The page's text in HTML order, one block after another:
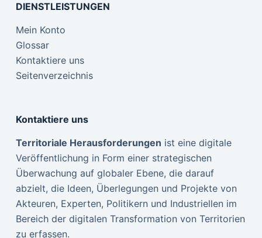
DIENSTLEISTUNGEN
Mein Konto
Glossar
Kontaktiere uns
Seitenverzeichnis
Kontaktiere uns
Territoriale Herausforderungen ist eine digitale
Veröffentlichung in Form einer strategischen
Überwachung auf globaler Ebene, die darauf
abzielt, die Ideen, Überlegungen und Projekte von
Akteuren, Experten, Politikern und Industriellen im
Bereich der digitalen Transformation von Territorien
zu erfassen.